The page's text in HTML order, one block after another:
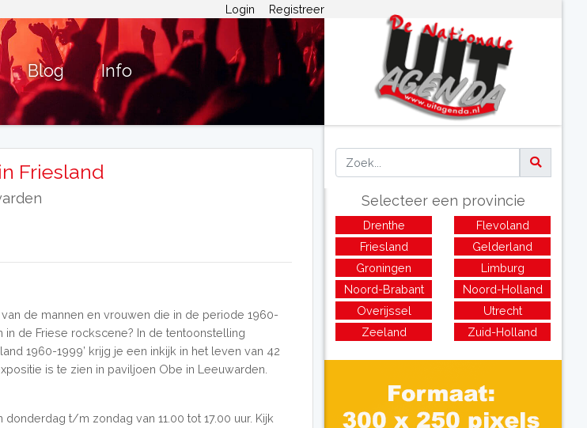
Login Registreer
Blog Info
Friesland
de mannen en vrouwen die in de periode 1960-
in de Friese rockscene? In de tentoonstelling
1960-1999’ krijg je een inkijk in het leven van 42
is te zien in paviljoen Obe in Leeuwarden.
t/m zondag van 11.00 tot 17.00 uur. Kijk
Selecteer een provincie
Drenthe
Flevoland
Friesland
Gelderland
Groningen
Limburg
Noord-Brabant
Noord-Holland
Overijssel
Utrecht
Zeeland
Zuid-Holland